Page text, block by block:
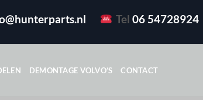
Tel 06 54728924
DEMONTAGE VOLVO’S CONTACT